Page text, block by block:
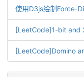
使用D3js绘制Force-
[LeetCode]1-bit and
[LeetCode]Domino